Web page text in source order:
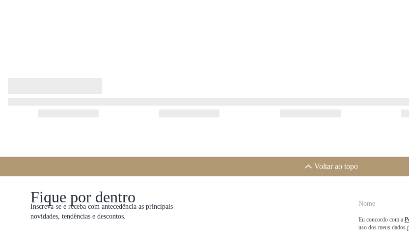
Voltar ao topo
Fique por dentro
Inscreva-se e receba com antecedência as principais
novidades, tendências e descontos.
Eu concordo com a
uso dos meus dados